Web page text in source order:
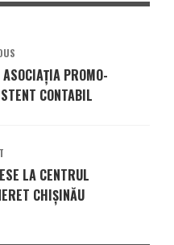
PROMO-
CONTABIL
LA CENTRUL
CHIȘINĂU